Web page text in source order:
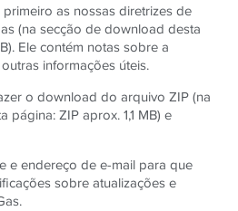
as nossas diretrizes de
(na secção de download desta
Ele contém notas sobre a
informações úteis.
o download do arquivo ZIP (na
ZIP aprox. 1,1 MB) e
e endereço de e-mail para que
sobre atualizações e